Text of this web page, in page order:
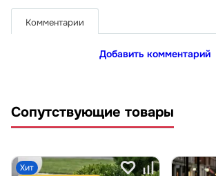
Комментарии
Добавить комментарий
Сопутствующие товары
Хит